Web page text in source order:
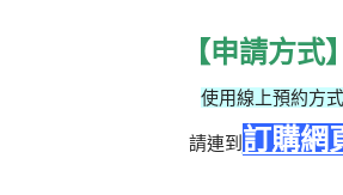
【申請方式】
使用線上預約方式
請連到 訂購網